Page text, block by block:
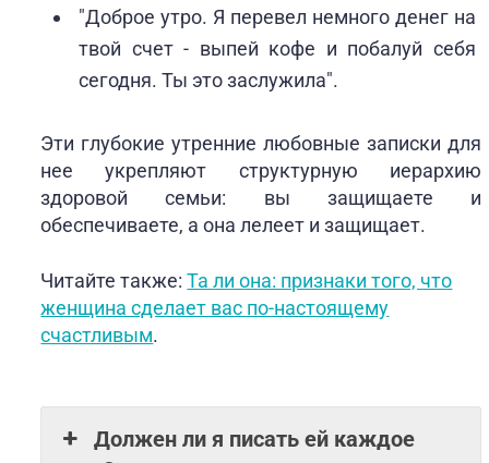
"Доброе утро. Я перевел немного денег на
твой счет - выпей кофе и побалуй себя
сегодня. Ты это заслужила".
Эти глубокие утренние любовные записки для
нее укрепляют структурную иерархию
здоровой семьи: вы защищаете и
обеспечиваете, а она лелеет и защищает.
Читайте также:Та ли она: признаки того, что
женщина сделает вас по-настоящему
счастливым.
Должен ли я писать ей каждое